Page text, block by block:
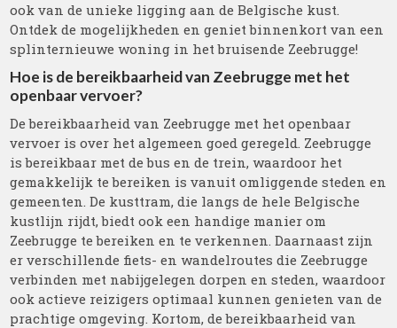
ook van de unieke ligging aan de Belgische kust.
Ontdek de mogelijkheden en geniet binnenkort van een
splinternieuwe woning in het bruisende Zeebrugge!
Hoe is de bereikbaarheid van Zeebrugge met het
openbaar vervoer?
De bereikbaarheid van Zeebrugge met het openbaar
vervoer is over het algemeen goed geregeld. Zeebrugge
is bereikbaar met de bus en de trein, waardoor het
gemakkelijk te bereiken is vanuit omliggende steden en
gemeenten. De kusttram, die langs de hele Belgische
kustlijn rijdt, biedt ook een handige manier om
Zeebrugge te bereiken en te verkennen. Daarnaast zijn
er verschillende fiets- en wandelroutes die Zeebrugge
verbinden met nabijgelegen dorpen en steden, waardoor
ook actieve reizigers optimaal kunnen genieten van de
prachtige omgeving. Kortom, de bereikbaarheid van